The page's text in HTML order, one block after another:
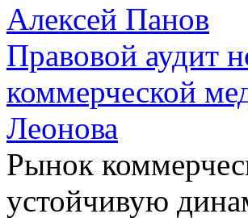
Алексей Панов
Правовой аудит
коммерческой
Леонова
Рынок
устойчивую